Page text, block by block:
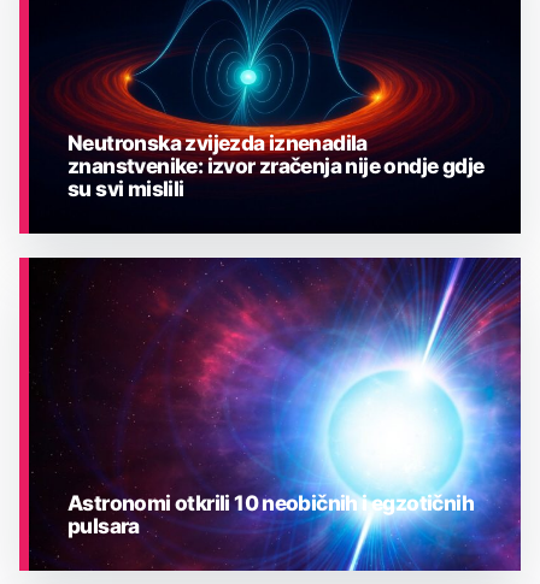
ASTRONOMIJA
Neutronska zvijezda iznenadila
znanstvenike: izvor zračenja nije ondje gdje
su svi mislili
Astronomi otkrili 10 neobičnih i egzotičnih
pulsara